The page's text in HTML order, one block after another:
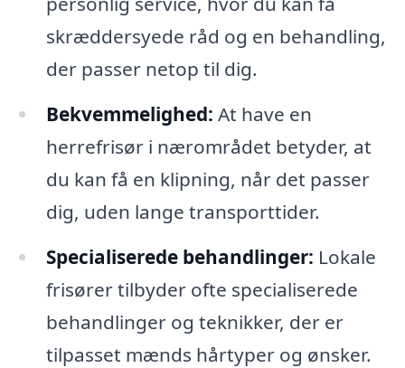
skræddersyede råd og en behandling,
der passer netop til dig.
Bekvemmelighed: At have en
herrefrisør i nærområdet betyder, at
du kan få en klipning, når det passer
dig, uden lange transporttider.
Specialiserede behandlinger: Lokale
frisører tilbyder ofte specialiserede
behandlinger og teknikker, der er
tilpasset mænds hårtyper og ønsker.